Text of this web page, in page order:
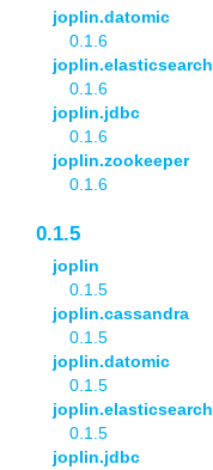
joplin.datomic
0.1.6
joplin.elasticsearch
0.1.6
joplin.jdbc
0.1.6
joplin.zookeeper
0.1.6
0.1.5
joplin
0.1.5
joplin.cassandra
0.1.5
joplin.datomic
0.1.5
joplin.elasticsearch
0.1.5
joplin.jdbc